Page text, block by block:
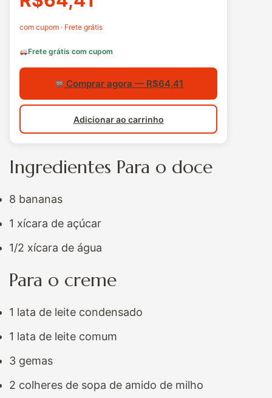
com cupom · Frete grátis
Frete grátis com cupom
Comprar agora — R$64,41
Adicionar ao carrinho
Ingredientes Para o doce
8 bananas
1 xícara de açúcar
1/2 xícara de água
Para o creme
1 lata de leite condensado
1 lata de leite comum
3 gemas
2 colheres de sopa de amido de milho